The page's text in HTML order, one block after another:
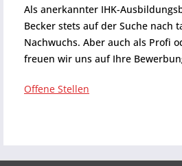
Als anerkannter IHK-
Becker stets auf der Suche nach
Nachwuchs. Aber auch als Profi
freuen wir uns auf Ihre
Offene Stellen